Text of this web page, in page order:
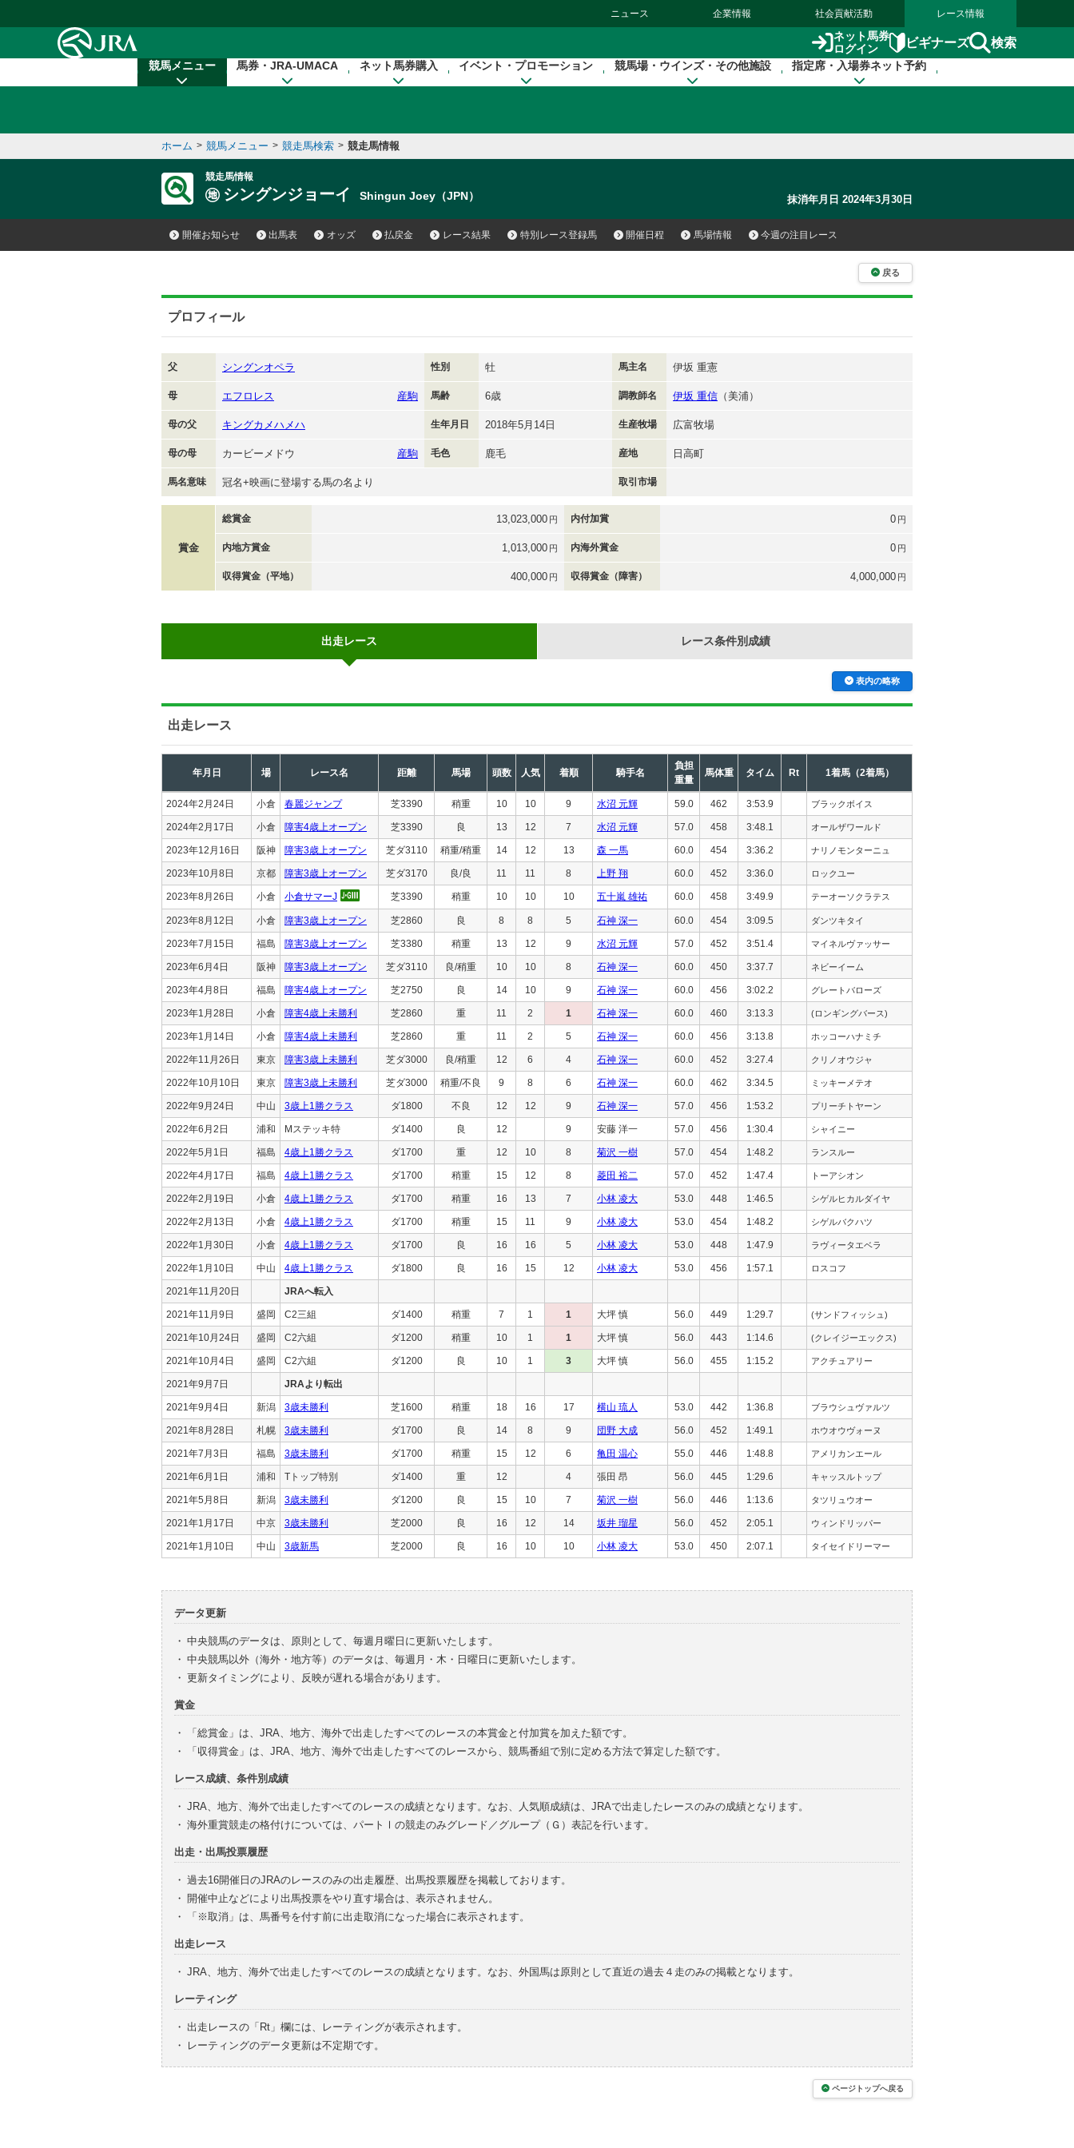
ニュース 企業情報 社会貢献活動 レース情報
ネット馬券
ログイン
ビギナーズ 検索
競馬メニュー 馬券・JRA-UMACA ネット馬券購入 イベント・プロモーション 競馬場・ウインズ・その他施設 指定席・入場券ネット予約
ホーム > 競馬メニュー > 競走馬検索 > 競走馬情報
競走馬情報
シングンジョーイ Shingun Joey（JPN） 抹消年月日 2024年3月30日
開催お知らせ 出馬表 オッズ 払戻金 レース結果 特別レース登録馬 開催日程 馬場情報 今週の注目レース
戻る
プロフィール
父 シングンオペラ 性別 牡 馬主名 伊坂 重憲
母 エフロレス 産駒 馬齢 6歳 調教師名 伊坂 重信 （美浦）
母の父 キングカメハメハ 生年月日 2018年5月14日 生産牧場 広富牧場
母の母 カービーメドウ 産駒 毛色 鹿毛 産地 日高町
馬名意味 冠名+映画に登場する馬の名より 取引市場
賞金
総賞金 13,023,000 円 内付加賞 0 円
内地方賞金 1,013,000 円 内海外賞金 0 円
収得賞金（平地） 400,000 円 収得賞金（障害） 4,000,000 円
出走レース レース条件別成績
表内の略称
出走レース
年月日 場 レース名 距離 馬場 頭数 人気 着順 騎手名
負担
重量
馬体重 タイム Rt 1着馬（2着馬）
2024年2月24日 小倉 春麗ジャンプ 芝3390 稍重 10 10 9 水沼 元輝 59.0 462 3:53.9 ブラックボイス
2024年2月17日 小倉 障害4歳上オープン 芝3390 良 13 12 7 水沼 元輝 57.0 458 3:48.1 オールザワールド
2023年12月16日 阪神 障害3歳上オープン 芝ダ3110 稍重/稍重 14 12 13 森 一馬 60.0 454 3:36.2 ナリノモンターニュ
2023年10月8日 京都 障害3歳上オープン 芝ダ3170 良/良 11 11 8 上野 翔 60.0 452 3:36.0 ロックユー
2023年8月26日 小倉 小倉サマーJ 芝3390 稍重 10 10 10 五十嵐 雄祐 60.0 458 3:49.9 テーオーソクラテス
2023年8月12日 小倉 障害3歳上オープン 芝2860 良 8 8 5 石神 深一 60.0 454 3:09.5 ダンツキタイ
2023年7月15日 福島 障害3歳上オープン 芝3380 稍重 13 12 9 水沼 元輝 57.0 452 3:51.4 マイネルヴァッサー
2023年6月4日 阪神 障害3歳上オープン 芝ダ3110 良/稍重 10 10 8 石神 深一 60.0 450 3:37.7 ネビーイーム
2023年4月8日 福島 障害4歳上オープン 芝2750 良 14 10 9 石神 深一 60.0 456 3:02.2 グレートバローズ
2023年1月28日 小倉 障害4歳上未勝利 芝2860 重 11 2 1 石神 深一 60.0 460 3:13.3 (ロンギングバース)
2023年1月14日 小倉 障害4歳上未勝利 芝2860 重 11 2 5 石神 深一 60.0 456 3:13.8 ホッコーハナミチ
2022年11月26日 東京 障害3歳上未勝利 芝ダ3000 良/稍重 12 6 4 石神 深一 60.0 452 3:27.4 クリノオウジャ
2022年10月10日 東京 障害3歳上未勝利 芝ダ3000 稍重/不良 9 8 6 石神 深一 60.0 462 3:34.5 ミッキーメテオ
2022年9月24日 中山 3歳上1勝クラス ダ1800 不良 12 12 9 石神 深一 57.0 456 1:53.2 プリーチトヤーン
2022年6月2日 浦和 Mステッキ特 ダ1400 良 12 9 安藤 洋一 57.0 456 1:30.4 シャイニー
2022年5月1日 福島 4歳上1勝クラス ダ1700 重 12 10 8 菊沢 一樹 57.0 454 1:48.2 ランスルー
2022年4月17日 福島 4歳上1勝クラス ダ1700 稍重 15 12 8 菱田 裕二 57.0 452 1:47.4 トーアシオン
2022年2月19日 小倉 4歳上1勝クラス ダ1700 稍重 16 13 7 小林 凌大 53.0 448 1:46.5 シゲルヒカルダイヤ
2022年2月13日 小倉 4歳上1勝クラス ダ1700 稍重 15 11 9 小林 凌大 53.0 454 1:48.2 シゲルバクハツ
2022年1月30日 小倉 4歳上1勝クラス ダ1700 良 16 16 5 小林 凌大 53.0 448 1:47.9 ラヴィータエベラ
2022年1月10日 中山 4歳上1勝クラス ダ1800 良 16 15 12 小林 凌大 53.0 456 1:57.1 ロスコフ
2021年11月20日 JRAへ転入
2021年11月9日 盛岡 C2三組 ダ1400 稍重 7 1 1 大坪 慎 56.0 449 1:29.7 (サンドフィッシュ)
2021年10月24日 盛岡 C2六組 ダ1200 稍重 10 1 1 大坪 慎 56.0 443 1:14.6 (クレイジーエックス)
2021年10月4日 盛岡 C2六組 ダ1200 良 10 1 3 大坪 慎 56.0 455 1:15.2 アクチュアリー
2021年9月7日 JRAより転出
2021年9月4日 新潟 3歳未勝利 芝1600 稍重 18 16 17 横山 琉人 53.0 442 1:36.8 ブラウシュヴァルツ
2021年8月28日 札幌 3歳未勝利 ダ1700 良 14 8 9 団野 大成 56.0 452 1:49.1 ホウオウヴォーヌ
2021年7月3日 福島 3歳未勝利 ダ1700 稍重 15 12 6 亀田 温心 55.0 446 1:48.8 アメリカンエール
2021年6月1日 浦和 Tトップ特別 ダ1400 重 12 4 張田 昂 56.0 445 1:29.6 キャッスルトップ
2021年5月8日 新潟 3歳未勝利 ダ1200 良 15 10 7 菊沢 一樹 56.0 446 1:13.6 タツリュウオー
2021年1月17日 中京 3歳未勝利 芝2000 良 16 12 14 坂井 瑠星 56.0 452 2:05.1 ウィンドリッパー
2021年1月10日 中山 3歳新馬 芝2000 良 16 10 10 小林 凌大 53.0 450 2:07.1 タイセイドリーマー
データ更新
・ 中央競馬のデータは、原則として、毎週月曜日に更新いたします。
・ 中央競馬以外（海外・地方等）のデータは、毎週月・木・日曜日に更新いたします。
・ 更新タイミングにより、反映が遅れる場合があります。
賞金
・
「総賞金」は、JRA、地方、海外で出走したすべてのレースの本賞金と付加賞を加えた額です。
・
「収得賞金」は、JRA、地方、海外で出走したすべてのレースから、競馬番組で別に定める方法で算定した額です。
レース成績、条件別成績
・ JRA、地方、海外で出走したすべてのレースの成績となります。なお、人気順成績は、JRAで出走したレースのみの成績となります。
・ 海外重賞競走の格付けについては、パートⅠの競走のみグレード／グループ（Ｇ）表記を行います。
出走・出馬投票履歴
・ 過去16開催日のJRAのレースのみの出走履歴、出馬投票履歴を掲載しております。
・ 開催中止などにより出馬投票をやり直す場合は、表示されません。
・
「※取消」は、馬番号を付す前に出走取消になった場合に表示されます。
出走レース
・ JRA、地方、海外で出走したすべてのレースの成績となります。なお、外国馬は原則として直近の過去４走のみの掲載となります。
レーティング
・ 出走レースの「Rt」欄には、レーティングが表示されます。
・
レーティングのデータ更新は不定期です。
ページトップへ戻る